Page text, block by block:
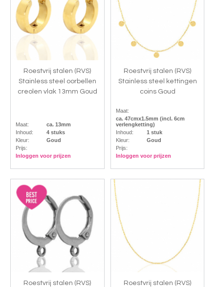
Roestvrij stalen (RVS)
Stainless steel oorbellen
creolen vlak 13mm Goud
Maat:
ca. 13mm
Inhoud:
4 stuks
Kleur:
Goud
Prijs:
Inloggen voor prijzen
Roestvrij stalen (RVS)
Stainless steel kettingen
coins Goud
Maat:
ca. 47cmx1.5mm (incl. 6cm
verlengketting)
Inhoud:
1 stuk
Kleur:
Goud
Prijs:
Inloggen voor prijzen
Roestvrij stalen (RVS)
Roestvrij stalen (RVS)